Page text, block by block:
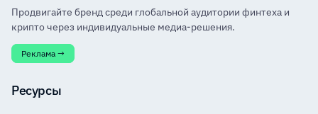
Продвигайте бренд среди глобальной аудитории финтеха и
крипто через индивидуальные медиа-решения.
Реклама →
Ресурсы